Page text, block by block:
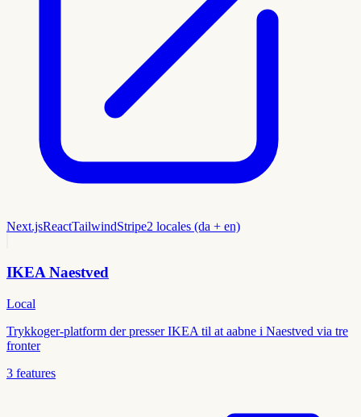
Next.jsReactTailwindStripe2 locales (da + en)
IKEA Naestved
Local
Trykkoger-platform der presser IKEA til at aabne i Naestved via tre
fronter
3 features